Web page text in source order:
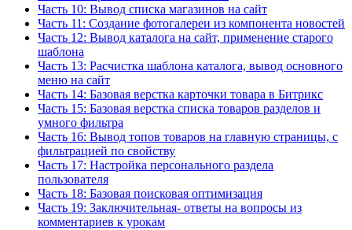
Часть 10: Вывод списка магазинов на сайт
Часть 11: Создание фотогалереи из компонента новостей
Часть 12: Вывод каталога на сайт, применение старого
шаблона
Часть 13: Расчистка шаблона каталога, вывод основного
меню на сайт
Часть 14: Базовая верстка карточки товара в Битрикс
Часть 15: Базовая верстка списка товаров разделов и
умного фильтра
Часть 16: Вывод топов товаров на главную страницы, с
фильтрацией по свойству
Часть 17: Настройка персонального раздела
пользователя
Часть 18: Базовая поисковая оптимизация
Часть 19: Заключительная- ответы на вопросы из
комментариев к урокам